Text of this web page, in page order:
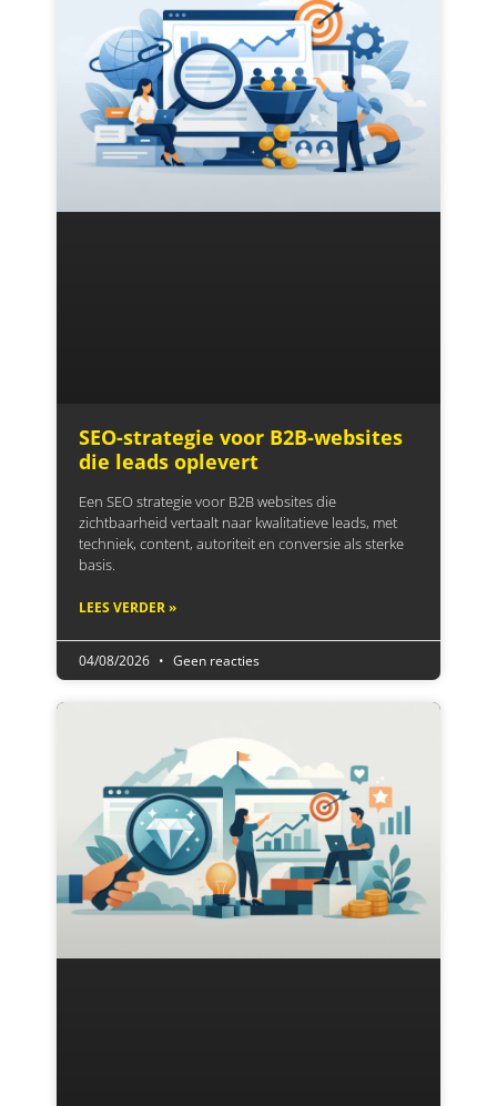
SEO-strategie voor B2B-websites
die leads oplevert
Een SEO strategie voor B2B websites die
zichtbaarheid vertaalt naar kwalitatieve leads, met
techniek, content, autoriteit en conversie als sterke
basis.
LEES VERDER »
04/08/2026 Geen reacties